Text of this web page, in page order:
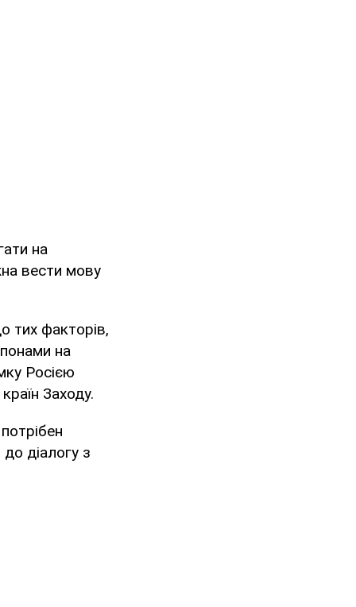
на
вести мову
тих факторів,
на
Росією
Заходу.
діалогу з